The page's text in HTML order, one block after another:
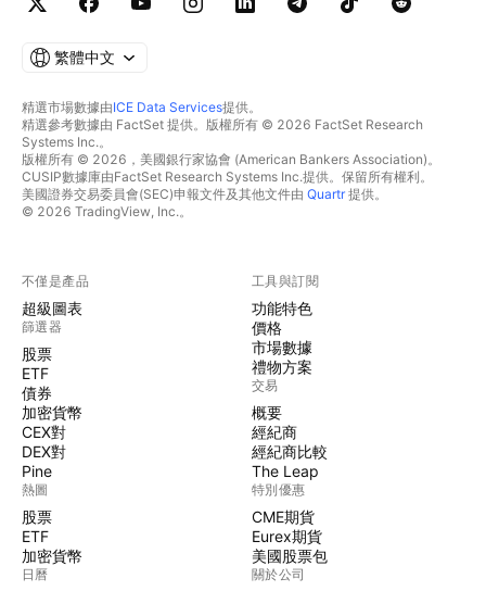
繁體中文
精選市場數據由ICE Data Services提供。
精選參考數據由 FactSet 提供。版權所有 © 2026 FactSet Research
Systems Inc.。
版權所有 © 2026，美國銀行家協會 (American Bankers Association)。
CUSIP數據庫由FactSet Research Systems Inc.提供。保留所有權利。
美國證券交易委員會(SEC)申報文件及其他文件由 Quartr提供。
© 2026 TradingView, Inc.。
不僅是產品
超級圖表
篩選器
股票
ETF
債券
加密貨幣
CEX對
DEX對
Pine
熱圖
股票
ETF
加密貨幣
日曆
工具與訂閱
功能特色
價格
市場數據
禮物方案
交易
概要
經紀商
經紀商比較
The Leap
特別優惠
CME期貨
Eurex期貨
美國股票包
關於公司